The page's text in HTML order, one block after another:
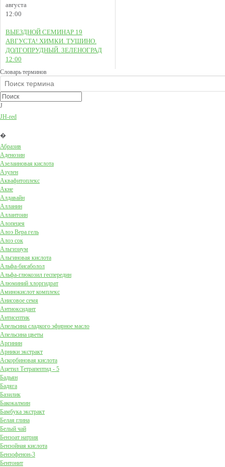
августа
12:00
ВЫЕЗДНОЙ СЕМИНАР 19
АВГУСТА! ХИМКИ. ТУШИНО.
ДОЛГОПРУДНЫЙ. ЗЕЛЕНОГРАД
12:00
Словарь терминов
J
JH-red
�
Абразив
Аденозин
Азелаиновая кислота
Азулен
Аквафитоплекс
Акне
Алдавайн
Алланин
Аллантоин
Алопецея
Алоэ Вера гель
Алоэ сок
Альгизиум
Альгиновая кислота
Альфа-бисаболол
Альфа-глюкозил геспередин
Алюминий хлоргидрат
Аминокислот комплекс
Анисовое семя
Антиоксидант
Антисептик
Апельсина сладкого эфирное масло
Апельсина цветы
Аргинин
Арники экстракт
Аскорбиновая кислота
Ацетил Тетрапептид - 5
Бадьян
Бадяга
Базилик
Бакокалмин
Бамбука экстракт
Белая глина
Белый чай
Бензоат натрия
Бензойная кислота
Бензофенон-3
Бентонит